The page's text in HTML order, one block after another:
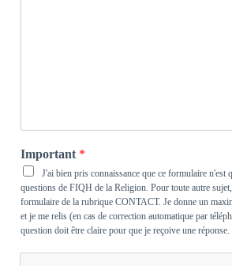
Important *
J'ai bien pris connaissance que ce formulaire n'est
questions de FIQH de la Religion. Pour toute autre
formulaire de la rubrique CONTACT. Je donne un
et je me relis (en cas de correction automatique par
question doit être claire pour que je reçoive une réponse.